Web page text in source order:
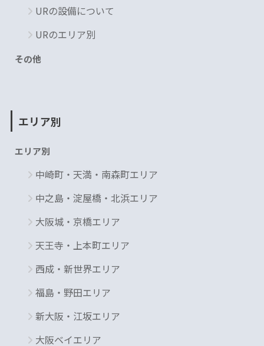
URの設備について
URのエリア別
その他
エリア別
エリア別
中崎町・天満・南森町エリア
中之島・淀屋橋・北浜エリア
大阪城・京橋エリア
天王寺・上本町エリア
西成・新世界エリア
福島・野田エリア
新大阪・江坂エリア
大阪ベイエリア